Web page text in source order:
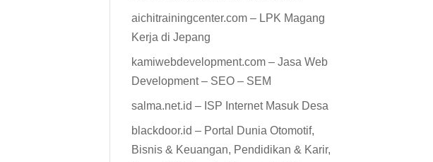
aichitrainingcenter.com – LPK Magang
Kerja di Jepang
kamiwebdevelopment.com – Jasa Web
Development – SEO – SEM
salma.net.id – ISP Internet Masuk Desa
blackdoor.id – Portal Dunia Otomotif,
Bisnis & Keuangan, Pendidikan & Karir,